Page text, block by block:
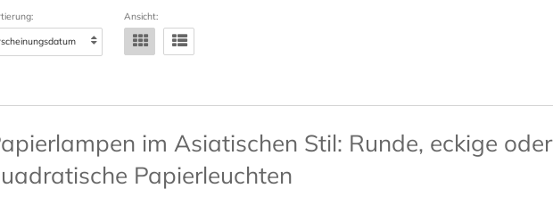
Ansicht:
im Asiatischen Stil: Runde, eckige oder
Papierleuchten